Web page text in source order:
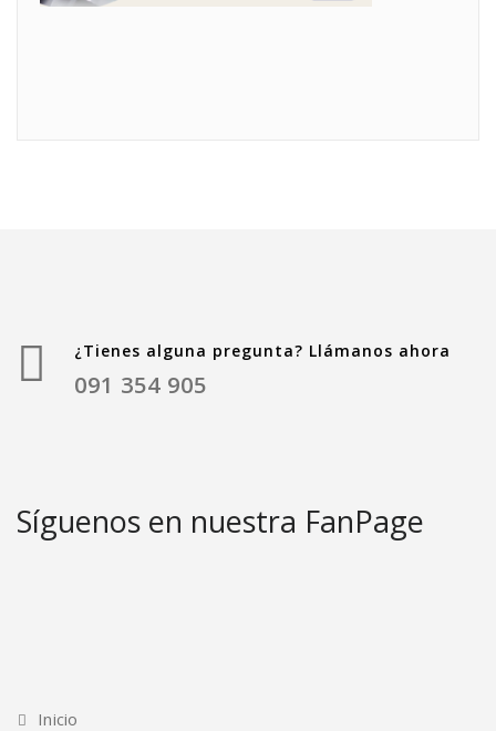
¿Tienes alguna pregunta? Llámanos ahora
091 354 905
Síguenos en nuestra FanPage
Inicio